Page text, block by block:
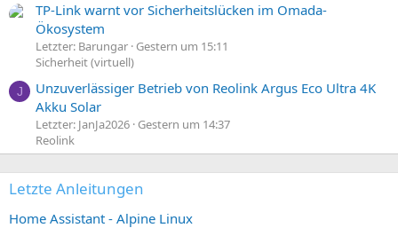
TP-Link warnt vor Sicherheitslücken im Omada-
Ökosystem
Letzter: Barungar Gestern um 15:11
Sicherheit (virtuell)
J
Unzuverlässiger Betrieb von Reolink Argus Eco Ultra 4K
Akku Solar
Letzter: JanJa2026 Gestern um 14:37
Reolink
Letzte Anleitungen
Home Assistant - Alpine Linux